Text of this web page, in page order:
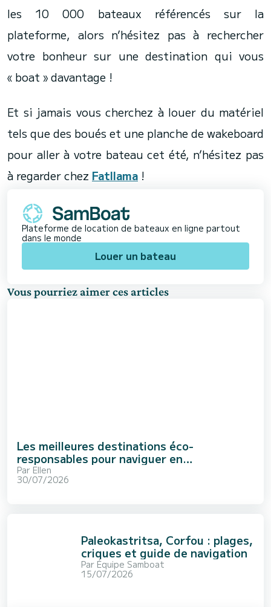
les 10 000 bateaux référencés sur la
plateforme, alors n’hésitez pas à rechercher
votre bonheur sur une destination qui vous
« boat » davantage !
Et si jamais vous cherchez à louer du matériel
tels que des boués et une planche de wakeboard
pour aller à votre bateau cet été, n’hésitez pas
à regarder chez Fatllama !
Plateforme de location de bateaux en ligne partout
dans le monde
Louer un bateau
Vous pourriez aimer ces articles
Les meilleures destinations éco-
responsables pour naviguer en
Méditerranée
Par Ellen
30/07/2026
Paleokastritsa, Corfou : plages,
criques et guide de navigation
Par Équipe Samboat
15/07/2026